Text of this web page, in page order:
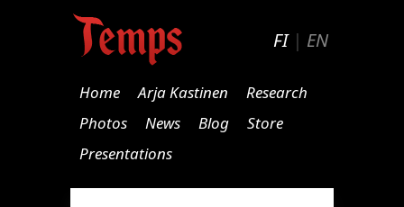
FI| EN
Home Arja Kastinen
Research
Photos
News Blog
Store
Presentations